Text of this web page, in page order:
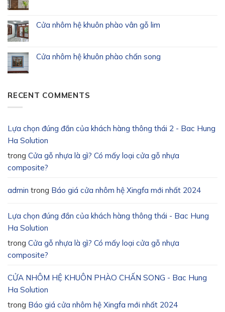
Cửa nhôm hệ khuôn phào vân gỗ lim
Cửa nhôm hệ khuôn phào chấn song
RECENT COMMENTS
Lựa chọn đúng đắn của khách hàng thông thái 2 - Bac Hung
Ha Solution
trong Cửa gỗ nhựa là gì? Có mấy loại cửa gỗ nhựa
composite?
admin trong Báo giá cửa nhôm hệ Xingfa mới nhất 2024
Lựa chọn đúng đắn của khách hàng thông thái - Bac Hung
Ha Solution
trong Cửa gỗ nhựa là gì? Có mấy loại cửa gỗ nhựa
composite?
CỬA NHÔM HỆ KHUÔN PHÀO CHẤN SONG - Bac Hung
Ha Solution
trong Báo giá cửa nhôm hệ Xingfa mới nhất 2024